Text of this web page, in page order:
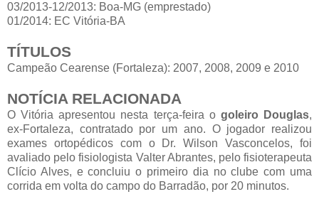
03/2013-12/2013: Boa-MG (emprestado)
01/2014: EC Vitória-BA
TÍTULOS
Campeão Cearense (Fortaleza): 2007, 2008, 2009 e 2010
NOTÍCIA RELACIONADA
O Vitória apresentou nesta terça-feira o goleiro Douglas,
ex-Fortaleza, contratado por um ano. O jogador realizou
exames ortopédicos com o Dr. Wilson Vasconcelos, foi
avaliado pelo fisiologista Valter Abrantes, pelo fisioterapeuta
Clício Alves, e concluiu o primeiro dia no clube com uma
corrida em volta do campo do Barradão, por 20 minutos.